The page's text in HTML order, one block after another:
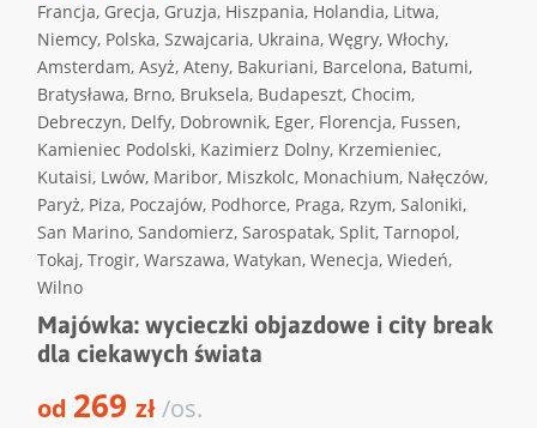
Francja, Grecja, Gruzja, Hiszpania, Holandia, Litwa,
Niemcy, Polska, Szwajcaria, Ukraina, Węgry, Włochy,
Amsterdam, Asyż, Ateny, Bakuriani, Barcelona, Batumi,
Bratysława, Brno, Bruksela, Budapeszt, Chocim,
Debreczyn, Delfy, Dobrownik, Eger, Florencja, Fussen,
Kamieniec Podolski, Kazimierz Dolny, Krzemieniec,
Kutaisi, Lwów, Maribor, Miszkolc, Monachium, Nałęczów,
Paryż, Piza, Poczajów, Podhorce, Praga, Rzym, Saloniki,
San Marino, Sandomierz, Sarospatak, Split, Tarnopol,
Tokaj, Trogir, Warszawa, Watykan, Wenecja, Wiedeń,
Wilno
Majówka: wycieczki objazdowe i city break
dla ciekawych świata
od 269 zł/os.